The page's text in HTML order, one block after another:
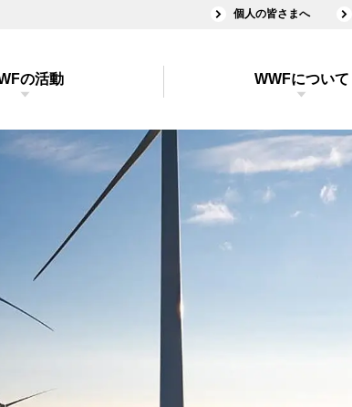
個人の皆さまへ
の活動 WWFについて